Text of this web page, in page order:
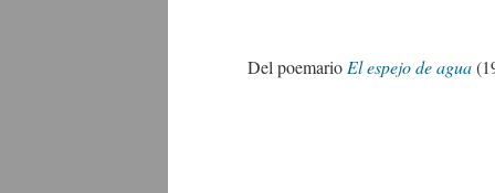
Del poemarioEl espejo de agua